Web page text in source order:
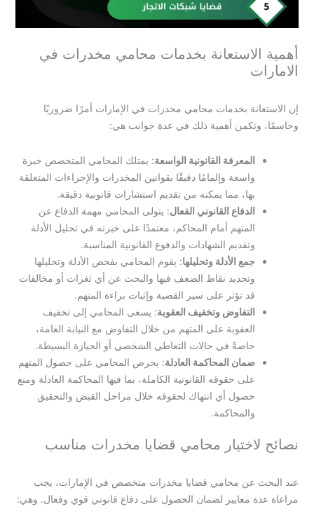
أهمية الاستعانة بخدمات محامي مخدرات في
الامارات
إن الاستعانة بخدمات محامي مخدرات في الإمارات أمرًا ضروريًا
وحاسمًا، وتكمن أهمية ذلك في عدة جوانب هي:
المعرفة القانونية الواسعة: يمتلك المحامي المتخصص خبرة
واسعة وإلمامًا دقيقًا بقوانين المخدرات والإجراءات المتعلقة
بها، مما يمكنه من تقديم استشارات قانونية دقيقة.
الدفاع القانوني الفعال: يتولى المحامي مهمة الدفاع عن
المتهم أمام المحاكم، معتمدًا على خبرته في تحليل الأدلة
وتقديم الشهادات والدفوع القانونية المناسبة.
جمع الأدلة وتحليلها: يقوم المحامي بفحص الأدلة وتحليلها
وتحديد نقاط الضعف فيها والبحث عن أي ثغرات أو مخالفات
قد تؤثر على سير القضية وإثبات براءة المتهم.
التفاوض وتخفيف العقوبة: يسعى المحامي إلى تخفيف
العقوبة على المتهم من خلال التفاوض مع النيابة العامة،
خاصةً في حالات التعاطي الشخصي أو الحيازة البسيطة.
ضمان المحاكمة العادلة: يحرص المحامي على حصول المتهم
على حقوقه القانونية الكاملة، بما فيها المحاكمة العادلة ومنع
حصول أي انتهاك لحقوقه خلال مراحل القبض والتحقيق
والمحاكمة.
نصائح لاختيار محامي قضايا مخدرات مناسب
عند البحث عن محامي قضايا مخدرات متخصص في الإمارات، يجب
مراعاة عدة معايير لضمان الحصول على دفاع قانوني قوي وفعال. وهي: